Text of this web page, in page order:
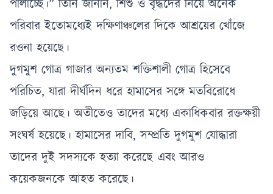
পালাচ্ছে।” তিনি জানান, শিশু ও বৃদ্ধদের নিয়ে অনেক
পরিবার ইতোমধ্যেই দক্ষিণাঞ্চলের দিকে আশ্রয়ের খোঁজে
রওনা হয়েছে।
দুগমুশ গোত্র গাজার অন্যতম শক্তিশালী গোত্র হিসেবে
পরিচিত, যারা দীর্ঘদিন ধরে হামাসের সঙ্গে মতবিরোধে
জড়িয়ে আছে। অতীতেও তাদের মধ্যে একাধিকবার রক্তক্ষয়ী
সংঘর্ষ হয়েছে। হামাসের দাবি, সম্প্রতি দুগমুশ যোদ্ধারা
তাদের দুই সদস্যকে হত্যা করেছে এবং আরও
কয়েকজনকে আহত করেছে।